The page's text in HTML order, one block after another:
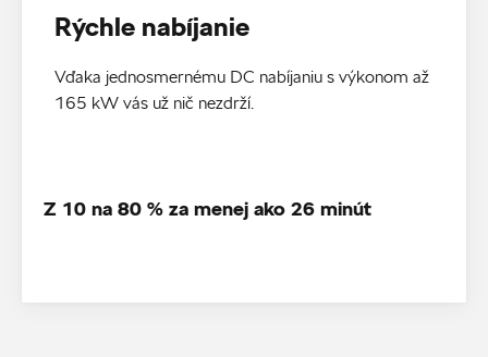
Rýchle nabíjanie
Vďaka jednosmernému DC nabíjaniu s výkonom až
165 kW vás už nič nezdrží.
Z 10 na 80 % za menej ako 26 minút